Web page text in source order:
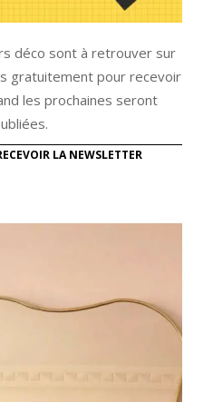
déco sont à retrouver sur
gratuitement pour recevoir
les prochaines seront
LA NEWSLETTER